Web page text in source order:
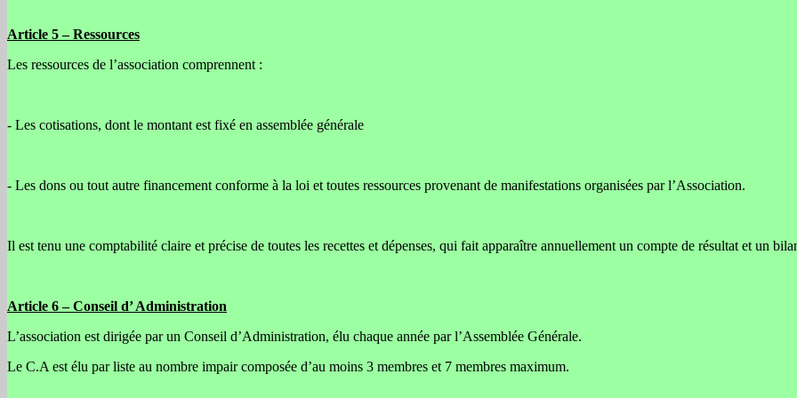
Article 5 –Ressources
Les ressources de l’association comprennent :
- Les cotisations, dont le montant est fixé en assemblée générale
- Les dons ou tout autre financement conforme à la loi et toutes ressources provenant de manifestations organisées par l’Association.
Il est tenu une comptabilité claire et précise de toutes les recettes et dépenses, qui fait apparaître annuellement un compte de résultat et un
Article 6 –Conseil d’ Administration
L’association est dirigée par un Conseil d’Administration, élu chaque année par l’Assemblée Générale.
Le C.A est élu par liste au nombre impair composée d’au moins 3 membres et 7 membres maximum.